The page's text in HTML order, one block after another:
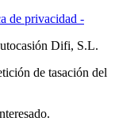
de privacidad -
Difi, S.L.
de tasación del